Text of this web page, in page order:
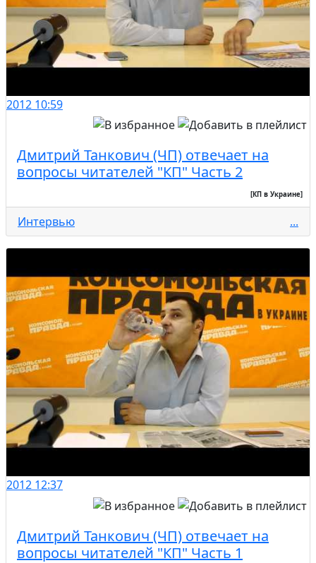
2012 10:59
Дмитрий Танкович (ЧП) отвечает на
вопросы читателей "КП" Часть 2
[КП в Украине]
Интервью ...
2012 12:37
Дмитрий Танкович (ЧП) отвечает на
вопросы читателей "КП" Часть 1